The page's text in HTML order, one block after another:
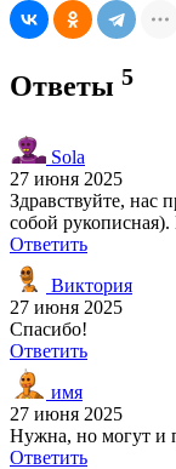
Ответы 5
Sola
27 июня 2025
Здравствуйте, нас
собой
Ответить
Виктория
27 июня 2025
Спасибо!
Ответить
имя
27 июня 2025
Нужна, но могут и
Ответить